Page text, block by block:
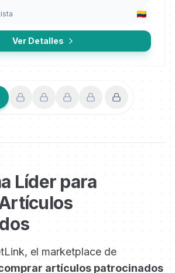
Ver Detalles
Siguiente
Líder para
el marketplace de
artículos patrocinados